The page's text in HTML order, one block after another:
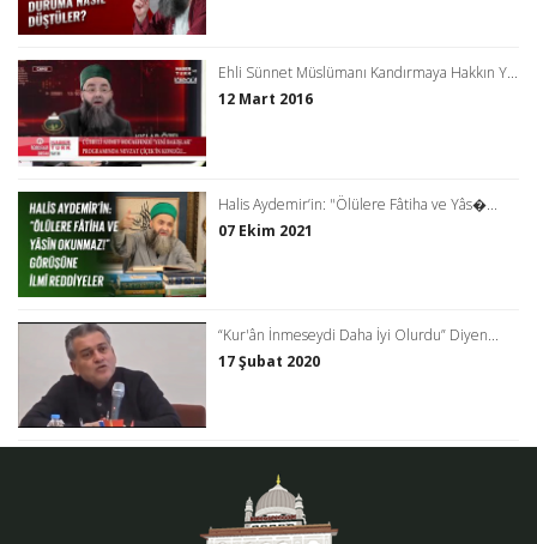
Ehli Sünnet Müslümanı Kandırmaya Hakkın Y...
12 Mart 2016
Halis Aydemir’in: "Ölülere Fâtiha ve Yâs�...
07 Ekim 2021
“Kur'ân İnmeseydi Daha İyi Olurdu” Diyen...
17 Şubat 2020